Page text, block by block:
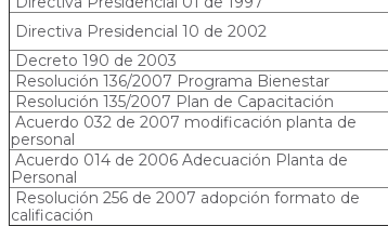
Directiva Presidencial 10 de 2002
Decreto 190 de 2003
Resolución 136/2007 Programa Bienestar
Resolución 135/2007 Plan de Capacitación
Acuerdo 032 de 2007 modificación planta de
personal
Acuerdo 014 de 2006 Adecuación Planta de
Personal
Resolución 256 de 2007 adopción formato de
calificación